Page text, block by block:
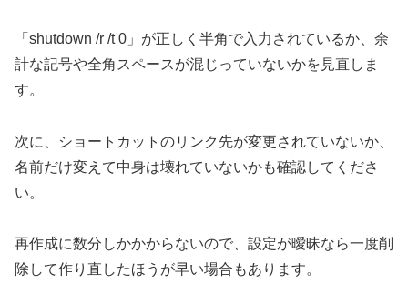
「shutdown /r /t 0」が正しく半角で入力されているか、余
計な記号や全角スペースが混じっていないかを見直しま
す。
次に、ショートカットのリンク先が変更されていないか、
名前だけ変えて中身は壊れていないかも確認してくださ
い。
再作成に数分しかかからないので、設定が曖昧なら一度削
除して作り直したほうが早い場合もあります。